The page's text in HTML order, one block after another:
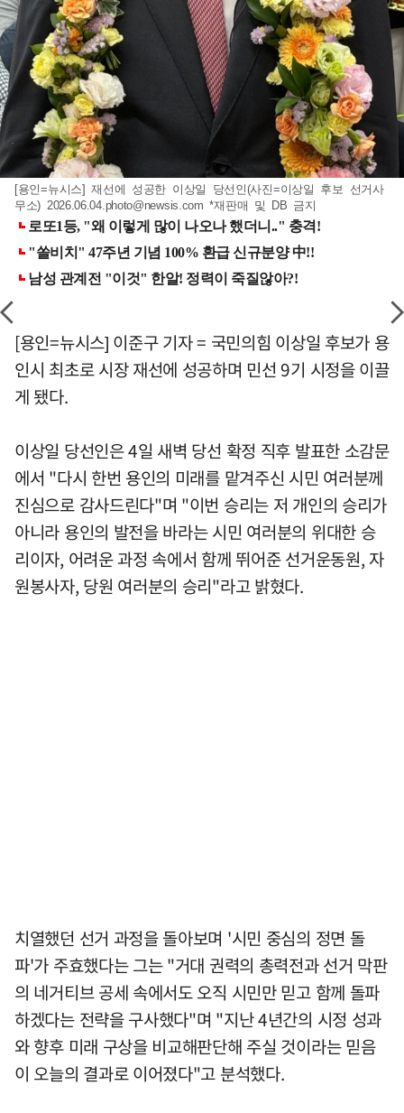
[용인=뉴시스] 재선에 성공한 이상일 당선인(사진=이상일 후보 선거사
무소) 2026.06.04.photo@newsis.com *재판매 및 DB 금지
[용인=뉴시스] 이준구 기자 = 국민의힘 이상일 후보가 용
인시 최초로 시장 재선에 성공하며 민선 9기 시정을 이끌
게 됐다.
이상일 당선인은 4일 새벽 당선 확정 직후 발표한 소감문
에서 "다시 한번 용인의 미래를 맡겨주신 시민 여러분께
진심으로 감사드린다"며 "이번 승리는 저 개인의 승리가
아니라 용인의 발전을 바라는 시민 여러분의 위대한 승
리이자, 어려운 과정 속에서 함께 뛰어준 선거운동원, 자
원봉사자, 당원 여러분의 승리"라고 밝혔다.
치열했던 선거 과정을 돌아보며 '시민 중심의 정면 돌
파'가 주효했다는 그는 "거대 권력의 총력전과 선거 막판
의 네거티브 공세 속에서도 오직 시민만 믿고 함께 돌파
하겠다는 전략을 구사했다"며 "지난 4년간의 시정 성과
와 향후 미래 구상을 비교해판단해 주실 것이라는 믿음
이 오늘의 결과로 이어졌다"고 분석했다.